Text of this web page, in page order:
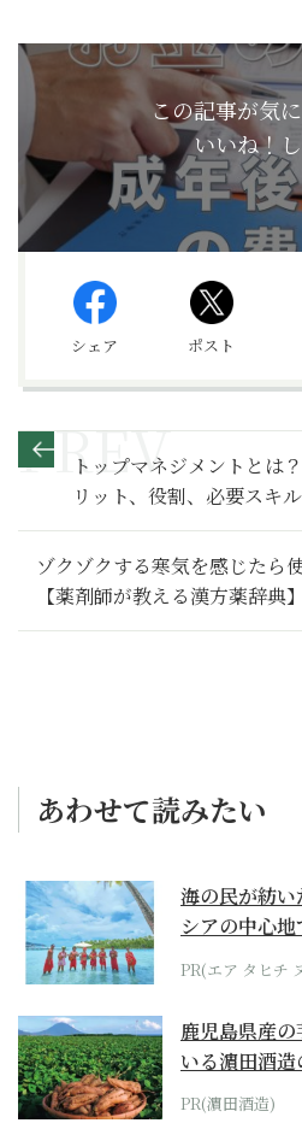
この記事が気
いいね！
シェア ポスト
トップマネジメントとは
リット、役割、必要スキ
の極意】
ゾクゾクする寒気を感じたら
【薬剤師が教える漢方薬辞典】
あわせて読みたい
海の民が紡
シアの中心
らみえてくる...
PR(エア タヒチ
鹿児島県産
いる濵田酒
PR(濵田酒造)